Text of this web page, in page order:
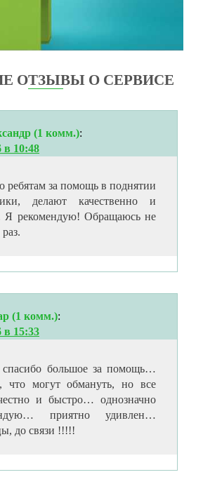
ОТЗЫВЫ О СЕРВИСЕ
(1 комм.):
в 10:48
ребятам за помощь в поднятии
делают качественно и
Я рекомендую! Обращаюсь не
(1 комм.):
в 15:33
спасибо большое за помощь…
что могут обмануть, но все
и быстро… однозначно
приятно удивлен…
до связи !!!!!